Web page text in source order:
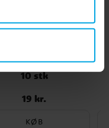
- Servietter
10 stk
Pris: 19 kr.
19 kr.
KØB